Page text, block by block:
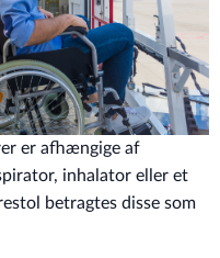
er afhængige af
inhalator eller et
betragtes disse som